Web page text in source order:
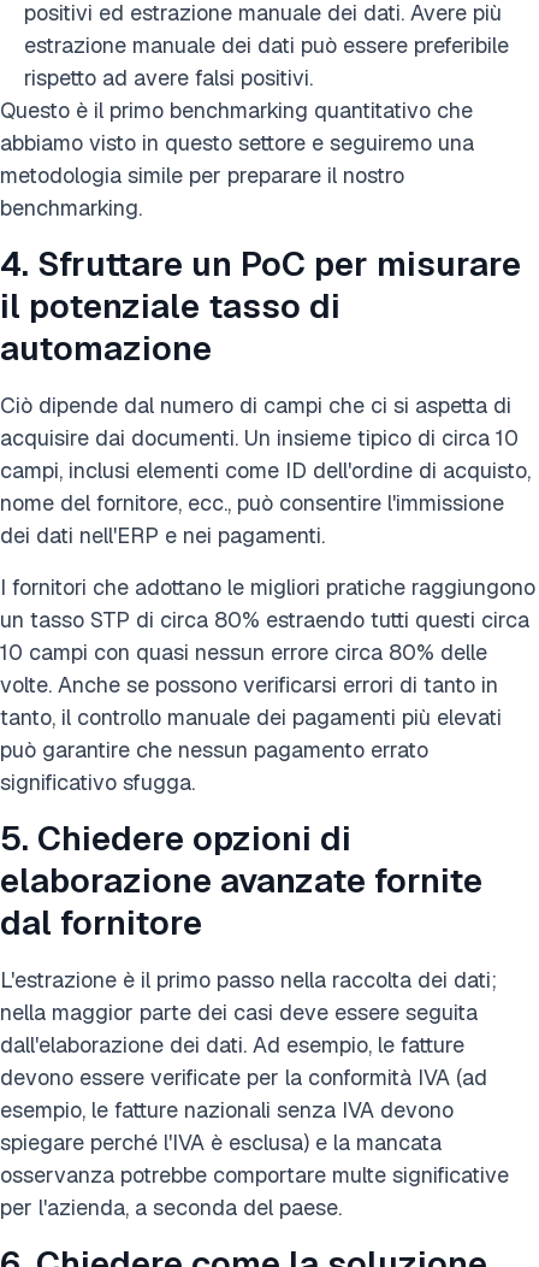
positivi ed estrazione manuale dei dati. Avere più
estrazione manuale dei dati può essere preferibile
rispetto ad avere falsi positivi.
Questo è il primo benchmarking quantitativo che
abbiamo visto in questo settore e seguiremo una
metodologia simile per preparare il nostro
benchmarking.
4. Sfruttare un PoC per misurare
il potenziale tasso di
automazione
Ciò dipende dal numero di campi che ci si aspetta di
acquisire dai documenti. Un insieme tipico di circa 10
campi, inclusi elementi come ID dell'ordine di acquisto,
nome del fornitore, ecc., può consentire l'immissione
dei dati nell'ERP e nei pagamenti.
I fornitori che adottano le migliori pratiche raggiungono
un tasso STP di circa 80% estraendo tutti questi circa
10 campi con quasi nessun errore circa 80% delle
volte. Anche se possono verificarsi errori di tanto in
tanto, il controllo manuale dei pagamenti più elevati
può garantire che nessun pagamento errato
significativo sfugga.
5. Chiedere opzioni di
elaborazione avanzate fornite
dal fornitore
L'estrazione è il primo passo nella raccolta dei dati;
nella maggior parte dei casi deve essere seguita
dall'elaborazione dei dati. Ad esempio, le fatture
devono essere verificate per la conformità IVA (ad
esempio, le fatture nazionali senza IVA devono
spiegare perché l'IVA è esclusa) e la mancata
osservanza potrebbe comportare multe significative
per l'azienda, a seconda del paese.